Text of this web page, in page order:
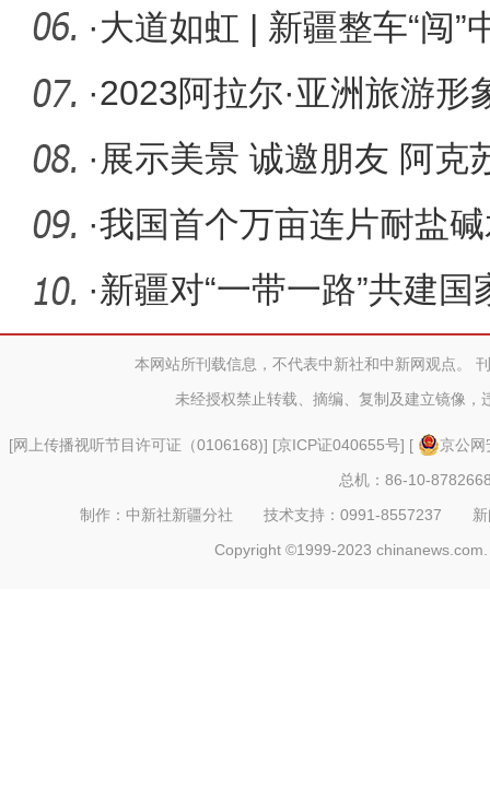
比增长超
·大道如虹 | 新疆整车“闯”
·2023阿拉尔·亚洲旅游形
动
· 展示美景 诚邀朋友 阿克
游展
·我国首个万亩连片耐盐
产纪录
·新疆对“一带一路”共建
年前8
本网站所刊载信息，不代表中新社和中新网观点。
未经授权禁止转载、摘编、复制及建立镜像，
[网上传播视听节目许可证（0106168)] [京ICP证040655号] [
京公
总机：86-10-
制作：中新社新疆分社 技术支持：0991-8557237
Copyright ©1999-2023